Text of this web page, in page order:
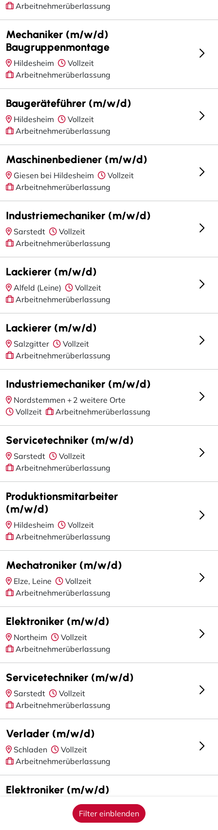
Filter einblenden
Arbeitnehmerüberlassung
Mechaniker (m/w/d)
Baugruppenmontage
Hildesheim
Vollzeit
Arbeitnehmerüberlassung
Baugeräteführer (m/w/d)
Hildesheim
Vollzeit
Arbeitnehmerüberlassung
Maschinenbediener (m/w/d)
Giesen bei Hildesheim
Vollzeit
Arbeitnehmerüberlassung
Industriemechaniker (m/w/d)
Sarstedt
Vollzeit
Arbeitnehmerüberlassung
Lackierer (m/w/d)
Alfeld (Leine)
Vollzeit
Arbeitnehmerüberlassung
Lackierer (m/w/d)
Salzgitter
Vollzeit
Arbeitnehmerüberlassung
Industriemechaniker (m/w/d)
Nordstemmen + 2 weitere Orte
Vollzeit
Arbeitnehmerüberlassung
Servicetechniker (m/w/d)
Sarstedt
Vollzeit
Arbeitnehmerüberlassung
Produktionsmitarbeiter
(m/w/d)
Hildesheim
Vollzeit
Arbeitnehmerüberlassung
Mechatroniker (m/w/d)
Elze, Leine
Vollzeit
Arbeitnehmerüberlassung
Elektroniker (m/w/d)
Northeim
Vollzeit
Arbeitnehmerüberlassung
Servicetechniker (m/w/d)
Sarstedt
Vollzeit
Arbeitnehmerüberlassung
Verlader (m/w/d)
Schladen
Vollzeit
Arbeitnehmerüberlassung
Elektroniker (m/w/d)
Vollzeit
Arbeitnehmerüberlassung